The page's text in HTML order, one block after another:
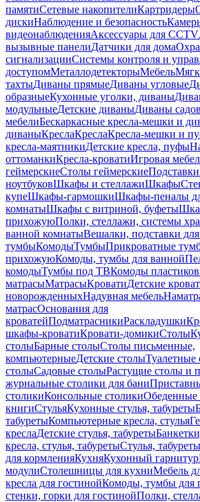
памятиСетевые накопителиКартридеры
дискиНаблюдение и безопасность
видеонаблюденияАксессуары для CCTV
вызывные панелиДатчики для дома
сигнализацииСистемы контроля и
доступомМеталлодетекторыМебель
тахтыДиваны прямыеДиваны угловые
образныеКухонные уголки, диваны
модульныеДетские диваныДиваны
мебелиБескаркасные кресла-мешки и
диваныКреслаКреслаКресла-мешки и
кресла-маятникиДетские кресла, пуфы
оттоманкиКресла-кроватиИгровая
геймерскиеСтолы геймерские
ноутбуковШкафы и стеллажиШкафы
купеШкафы-гармошкиШкафы-пеналы
комнатыШкафы с витриной, буфеты
прихожуюПолки, стеллажи, системы
ванной комнатыВешалки, подставки для
тумбыКомодыТумбыПрикроватные
прихожуюКомоды, тумбы для ванной
комодыТумбы под ТВКомоды
матрасыМатрасыКроватиДетские
новорожденныхНадувная мебель
матрасОснования для
кроватейПодматрасникиРаскладушки
шкафы-кроватиКровати-домикиСтолы
столыБарные столыСтолы письменные,
компьютерныеДетские столыТуалетные
столыСадовые столыРастущие столы и
журнальные столики для бани
столикиКонсольные столикиОбеденные
книгиСтульяКухонные стулья, табуреты
табуретыКомпьютерные кресла, стулья
креслаДетские стулья, табуреты
кресла, стулья, табуретыСтулья,
для кормленияКухняКухонный гарнитур
модулиСтолешницы для кухниМебель
кресла для гостинойКомоды, тумбы для
стенки, горки для гостинойПолки,